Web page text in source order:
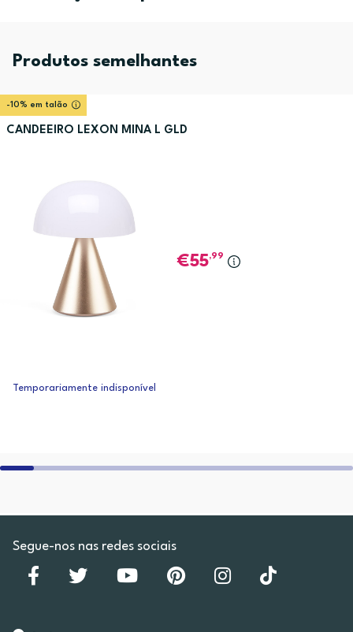
Produtos semelhantes
-10% em talão
CANDEEIRO LEXON MINA L GLD
55,99
Temporariamente indisponível
Segue-nos nas redes sociais